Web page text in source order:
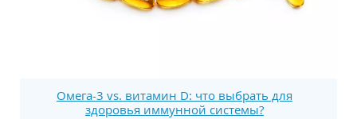
Омега-3 vs. витамин D: что выбрать для
здоровья иммунной системы?